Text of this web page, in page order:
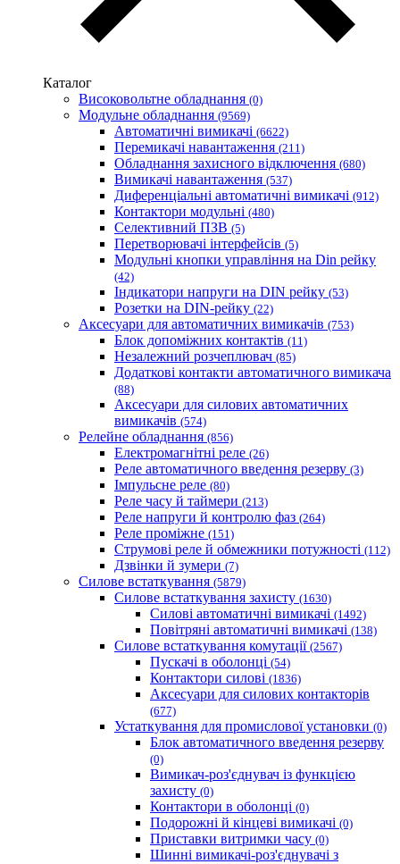
Каталог
Високовольтне обладнання (0)
Модульне обладнання (9569)
Автоматичні вимикачі (6622)
Перемикачі навантаження (211)
Обладнання захисного відключення (680)
Вимикачі навантаження (537)
Диференціальні автоматичні вимикачі (912)
Контактори модульні (480)
Селективний ПЗВ (5)
Перетворювачі інтерфейсів (5)
Модульні кнопки управління на Din рейку
(42)
Індикатори напруги на DIN рейку (53)
Розетки на DIN-рейку (22)
Аксесуари для автоматичних вимикачів (753)
Блок допоміжних контактів (11)
Незалежний розчеплювач (85)
Додаткові контакти автоматичного вимикача
(88)
Аксесуари для силових автоматичних
вимикачів (574)
Релейне обладнання (856)
Електромагнітні реле (26)
Реле автоматичного введення резерву (3)
Імпульсне реле (80)
Реле часу й таймери (213)
Реле напруги й контролю фаз (264)
Реле проміжне (151)
Струмові реле й обмежники потужності (112)
Дзвінки й зумери (7)
Силове встаткування (5879)
Силове встаткування захисту (1630)
Силові автоматичні вимикачі (1492)
Повітряні автоматичні вимикачі (138)
Силове встаткування комутації (2567)
Пускачі в оболонці (54)
Контактори силові (1836)
Аксесуари для силових контакторів
(677)
Устаткування для промислової установки (0)
Блок автоматичного введення резерву
(0)
Вимикач-роз'єднувач із функцією
захисту (0)
Контактори в оболонці (0)
Подорожні й кінцеві вимикачі (0)
Приставки витримки часу (0)
Шинні вимикачі-роз'єднувачі з